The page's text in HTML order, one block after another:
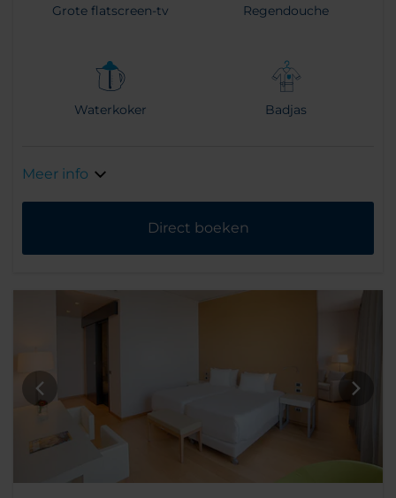
Grote flatscreen-tv Regendouche
Waterkoker Badjas
Meer info
Direct boeken